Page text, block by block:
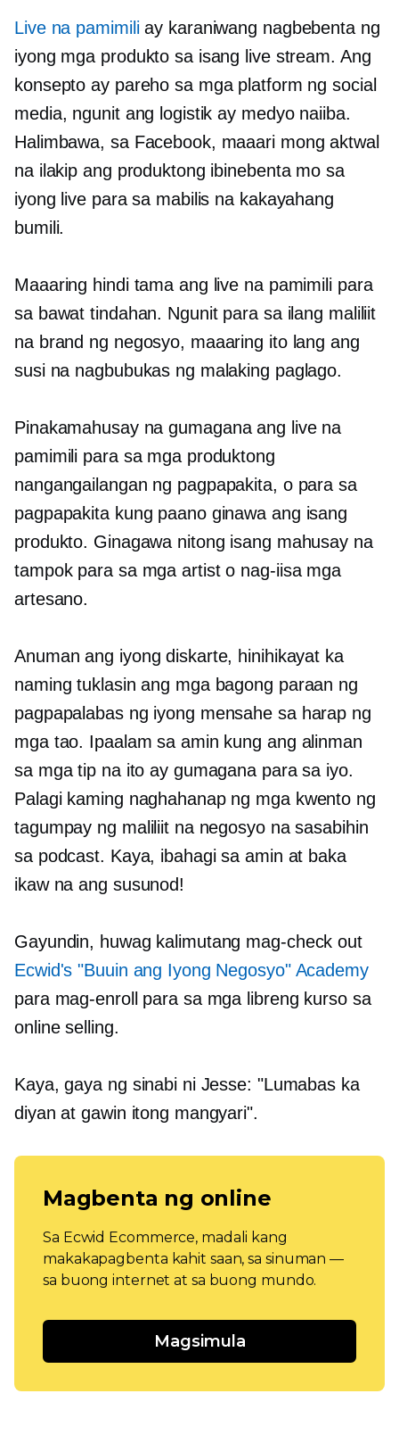
Live na pamimiliay karaniwang nagbebenta ng
iyong mga produkto sa isang live stream. Ang
konsepto ay pareho sa mga platform ng social
media, ngunit ang logistik ay medyo naiiba.
Halimbawa, sa Facebook, maaari mong aktwal
na ilakip ang produktong ibinebenta mo sa
iyong live para sa mabilis na kakayahang
bumili.
Maaaring hindi tama ang live na pamimili para
sa bawat tindahan. Ngunit para sa ilang maliliit
na brand ng negosyo, maaaring ito lang ang
susi na nagbubukas ng malaking paglago.
Pinakamahusay na gumagana ang live na
pamimili para sa mga produktong
nangangailangan ng pagpapakita, o para sa
pagpapakita kung paano ginawa ang isang
produkto. Ginagawa nitong isang mahusay na
tampok para sa mga artist o nag-iisamga
artesano.
Anuman ang iyong diskarte, hinihikayat ka
naming tuklasin ang mga bagong paraan ng
pagpapalabas ng iyong mensahe sa harap ng
mga tao. Ipaalam sa amin kung ang alinman
sa mga tip na ito ay gumagana para sa iyo.
Palagi kaming naghahanap ng mga kwento ng
tagumpay ng maliliit na negosyo na sasabihin
sa podcast. Kaya, ibahagi sa amin at baka
ikaw na ang susunod!
Gayundin, huwag kalimutang mag-check out
Ecwid's "Buuin ang Iyong Negosyo" Academy
para mag-enroll para sa mga libreng kurso sa
online selling.
Kaya, gaya ng sinabi ni Jesse: "Lumabas ka
diyan at gawin itong mangyari".
Magbenta ng online
Sa Ecwid Ecommerce, madali kang
makakapagbenta kahit saan, sa sinuman —
sa buong internet at sa buong mundo.
Magsimula